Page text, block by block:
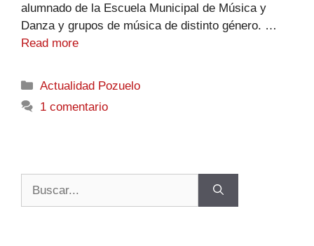
alumnado de la Escuela Municipal de Música y
Danza y grupos de música de distinto género. …
Read more
Actualidad Pozuelo
1 comentario